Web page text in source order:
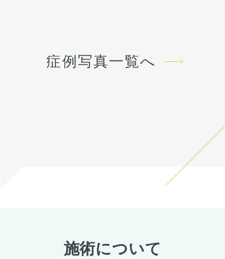
治療します。 仕上がりには個
人差があるので、手術を受け
化をするわけではありません
のでご注意下さい。 カウンセ
症例写真一覧へ
施術について